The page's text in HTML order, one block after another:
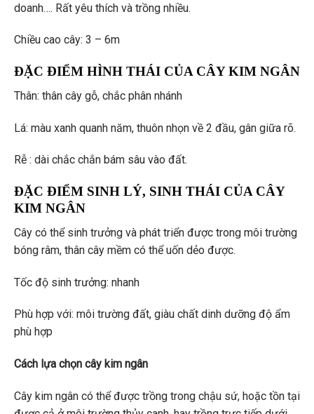
doanh…. Rất yêu thích và trồng nhiều.
Chiều cao cây: 3 – 6m
ĐẶC ĐIỂM HÌNH THÁI CỦA CÂY KIM NGÂN
Thân: thân cây gỗ, chắc phân nhánh
Lá: màu xanh quanh năm, thuôn nhọn về 2 đầu, gân giữa rõ.
Rễ : dài chắc chắn bám sâu vào đất.
ĐẶC ĐIỂM SINH LÝ, SINH THÁI CỦA CÂY
KIM NGÂN
Cây có thể sinh trưởng và phát triển được trong môi trường
bóng râm, thân cây mềm có thể uốn dẻo được.
Tốc độ sinh trưởng: nhanh
Phù hợp với: môi trường đất, giàu chất dinh dưỡng độ ẩm
phù hợp
Cách lựa chọn cây kim ngân
Cây kim ngân có thể được trồng trong chậu sứ, hoặc tồn tại